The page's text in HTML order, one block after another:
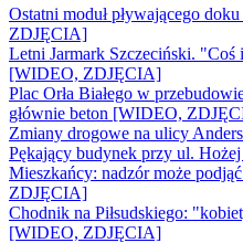
Ostatni moduł pływającego
ZDJĘCIA]
Letni Jarmark Szczeciński.
[WIDEO, ZDJĘCIA]
Plac Orła Białego w
głównie beton [WIDEO,
Zmiany drogowe na ulicy
Pękający budynek przy ul.
Mieszkańcy: nadzór może
ZDJĘCIA]
Chodnik na Piłsudskiego:
[WIDEO, ZDJĘCIA]